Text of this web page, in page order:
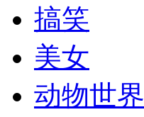
消防员救轻生者
搞笑
美女
动物世界